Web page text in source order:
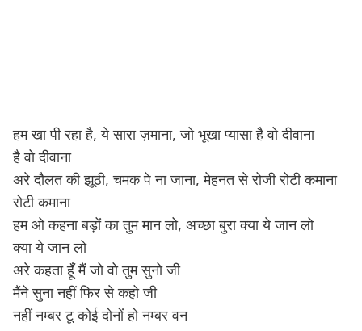
हम खा पी रहा है, ये सारा ज़माना, जो भूखा प्यासा है वो दीवाना
है वो दीवाना
अरे दौलत की झूठी, चमक पे ना जाना, मेहनत से रोजी रोटी कमाना
रोटी कमाना
हम ओ कहना बड़ों का तुम मान लो, अच्छा बुरा क्या ये जान लो
क्या ये जान लो
अरे कहता हूँ मैं जो वो तुम सुनो जी
मैंने सुना नहीं फिर से कहो जी
नहीं नम्बर टू कोई दोनों हो नम्बर वन